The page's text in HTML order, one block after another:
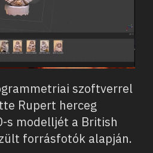
szoftverrel
Rupert herceg
s modelljét a British
forrásfotók alapján.